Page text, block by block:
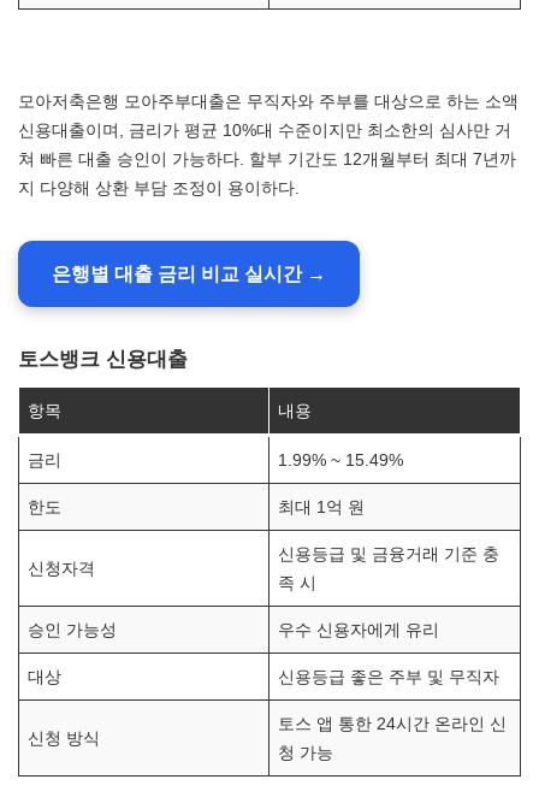
모아저축은행 모아주부대출은 무직자와 주부를 대상으로 하는 소액
신용대출이며, 금리가 평균 10%대 수준이지만 최소한의 심사만 거
쳐 빠른 대출 승인이 가능하다. 할부 기간도 12개월부터 최대 7년까
지 다양해 상환 부담 조정이 용이하다.
은행별 대출 금리 비교 실시간 →
토스뱅크 신용대출
항목 내용
금리 1.99% ~ 15.49%
한도 최대 1억 원
신청자격
신용등급 및 금융거래 기준 충
족 시
승인 가능성 우수 신용자에게 유리
대상 신용등급 좋은 주부 및 무직자
신청 방식
토스 앱 통한 24시간 온라인 신
청 가능